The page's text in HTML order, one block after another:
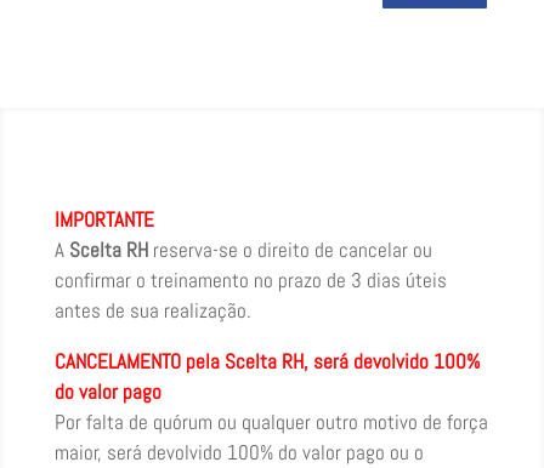
IMPORTANTE
A Scelta RHreserva-se o direito de cancelar ou
confirmar o treinamento no prazo de 3 dias úteis
antes de sua realização.
CANCELAMENTO pela Scelta RH, será devolvido 100%
do valor pago
Por falta de quórum ou qualquer outro motivo de força
maior, será devolvido 100% do valor pago ou o